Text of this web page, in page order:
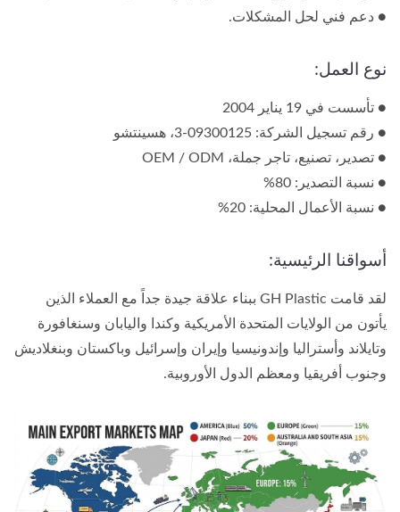
● دعم فني لحل المشكلات.
نوع العمل:
● تأسست في 19 يناير 2004
● رقم تسجيل الشركة: 09300125-3، هسينتشو
● تصدير، تصنيع، تاجر جملة، OEM / ODM
● نسبة التصدير: 80%
● نسبة الأعمال المحلية: 20%
أسواقنا الرئيسية:
لقد قامت GH Plastic ببناء علاقة جيدة جداً مع العملاء الذين
يأتون من الولايات المتحدة الأمريكية وكندا واليابان وسنغافورة
وتايلاند وأستراليا وإندونيسيا وإيران وإسرائيل وباكستان وبنغلاديش
وجنوب أفريقيا ومعظم الدول الأوروبية.